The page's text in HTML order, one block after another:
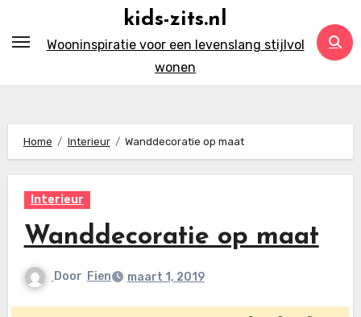
naar
kids-zits.nl
Wooninspiratie voor een levenslang stijlvol
wonen
Home Interieur Wanddecoratie op maat
Interieur
Wanddecoratie op maat
Door Fien maart 1, 2019